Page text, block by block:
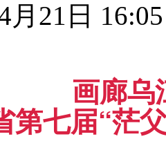
月21日 16:05
画廊乌
第七届“茫